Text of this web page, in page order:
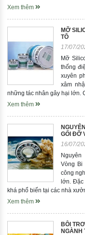
Xem thêm
MỠ
TÔ
17/07/
Mỡ
thống
xuyên
xâm
những tác nhân gây hại lớn.
Xem thêm
GỐI ĐỠ
16/07/
Vòng Bi
công
lớn.
khá phổ biến tại các nhà
Xem thêm
BÔI
NGÀNH